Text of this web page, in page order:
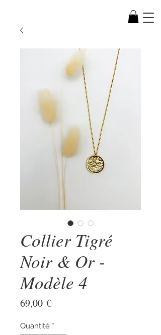
Collier Tigré
Noir & Or -
Modèle 4
69,00 €Prix
Quantité *